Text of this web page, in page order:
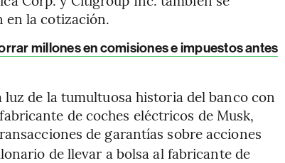
en la cotización.
millones en comisiones e impuestos antes
de la tumultuosa historia del banco con
de coches eléctricos de Musk,
de garantías sobre acciones
de llevar a bolsa al fabricante de